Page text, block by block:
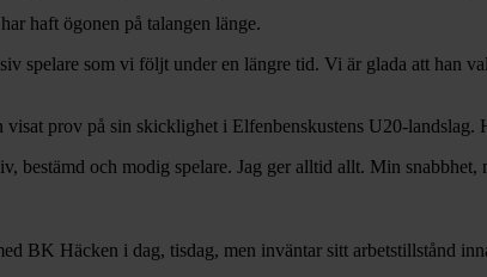
haft ögonen på talangen länge.
spelare som vi följt under en längre tid. Vi är glada att han
visat prov på sin skicklighet i Elfenbenskustens U20-
bestämd och modig spelare. Jag ger alltid allt. Min
BK Häcken i dag, tisdag, men inväntar sitt arbetstillstånd